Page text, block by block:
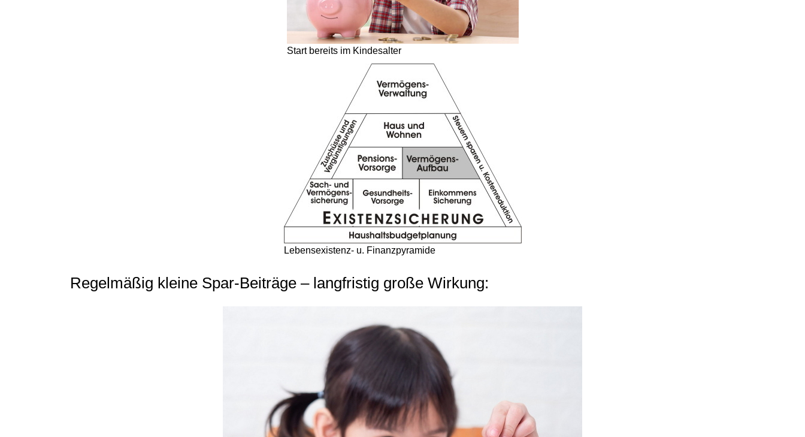
Start bereits im Kindesalter
Lebensexistenz- u. Finanzpyramide
Regelmäßig kleine Spar-Beiträge – langfristig große Wirkung: